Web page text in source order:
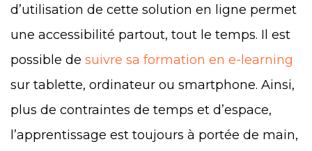
d’utilisation de cette solution en ligne permet
une accessibilité partout, tout le temps. Il est
possible de suivre sa formation en e-learning
sur tablette, ordinateur ou smartphone. Ainsi,
plus de contraintes de temps et d’espace,
l’apprentissage est toujours à portée de main,